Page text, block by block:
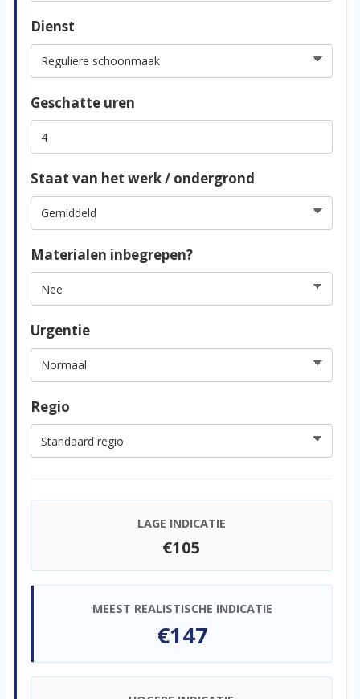
Dienst
Geschatte uren
Staat van het werk / ondergrond
Materialen inbegrepen?
Urgentie
Regio
LAGE INDICATIE
€105
MEEST REALISTISCHE INDICATIE
€147